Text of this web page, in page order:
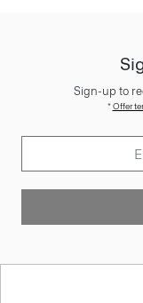
Sign-up to
*Offer